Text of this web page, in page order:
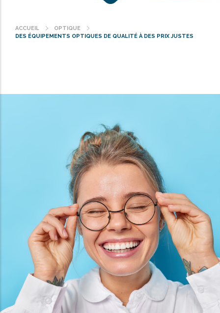
Fil
ACCUEIL
OPTIQUE
DES ÉQUIPEMENTS OPTIQUES DE QUALITÉ À DES PRIX JUSTES